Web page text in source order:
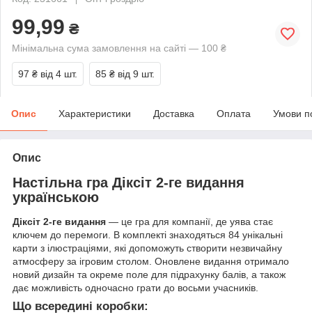
99,99 ₴
Мінімальна сума замовлення на сайті — 100 ₴
97 ₴ від 4 шт. 85 ₴ від 9 шт.
Опис Характеристики Доставка Оплата Умови
Опис
Настільна гра Діксіт 2-ге видання
українською
Діксіт 2-ге видання — це гра для компанії, де уява стає
ключем до перемоги. В комплекті знаходяться 84 унікальні
карти з ілюстраціями, які допоможуть створити незвичайну
атмосферу за ігровим столом. Оновлене видання отримало
новий дизайн та окреме поле для підрахунку балів, а також
дає можливість одночасно грати до восьми учасників.
Що всередині коробки: